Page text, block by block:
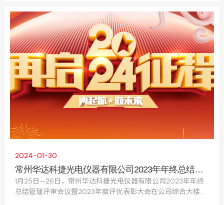
2024-01-30
常州华达科捷光电仪器有限公司2023年年终总结管
理评审会议暨2023年度评优表彰大会圆满结束
1月25日—26日，常州华达科捷光电仪器有限公司2023年年终
总结管理评审会议暨2023年度评优表彰大会在公司综合大楼五